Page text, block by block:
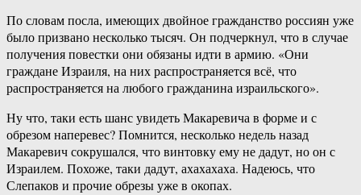
По словам посла, имеющих двойное гражданство россиян уже
было призвано несколько тысяч. Он подчеркнул, что в случае
получения повестки они обязаны идти в армию. «Они
граждане Израиля, на них распространяется всё, что
распространяется на любого гражданина израильского».
Ну что, таки есть шанс увидеть Макаревича в форме и с
обрезом наперевес? Помнится, несколько недель назад
Макаревич сокрушался, что винтовку ему не дадут, но он с
Израилем. Похоже, таки дадут, ахахахаха. Надеюсь, что
Слепаков и прочие обрезы уже в окопах.